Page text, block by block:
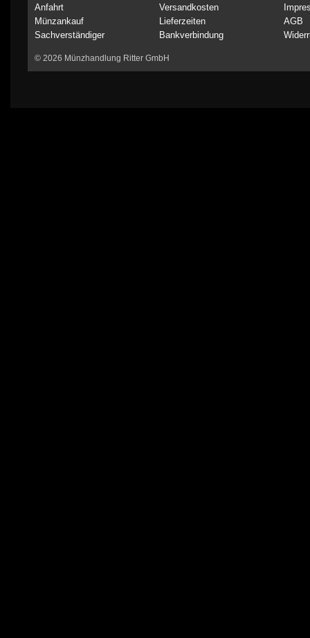
Anfahrt
Münzankauf
Sachverständiger
Versandkosten
Lieferzeiten
Bankverbindung
AGB
© 2026 Münzhandlung Ritter GmbH